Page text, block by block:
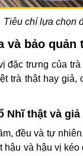
Tiêu chí lựa chọn
và bảo quản
trưng của
trà thật hay
Nhĩ thật và giả
đều và tự
hậu và hậu vị